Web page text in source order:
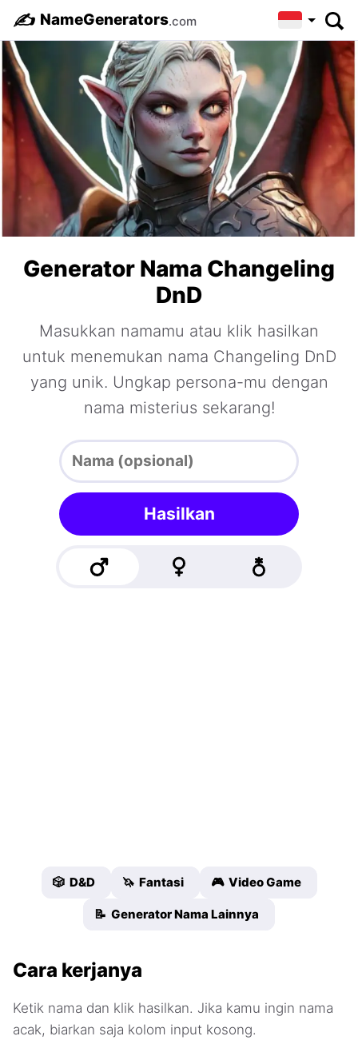
✍️ NameGenerators.com
Generator Nama Changeling
DnD
Masukkan namamu atau klik hasilkan
untuk menemukan nama Changeling DnD
yang unik. Ungkap persona-mu dengan
nama misterius sekarang!
Hasilkan
🎲 D&D 🦄 Fantasi 🎮 Video Game
📝 Generator Nama Lainnya
Cara kerjanya
Ketik nama dan klik hasilkan. Jika kamu ingin nama
acak, biarkan saja kolom input kosong.